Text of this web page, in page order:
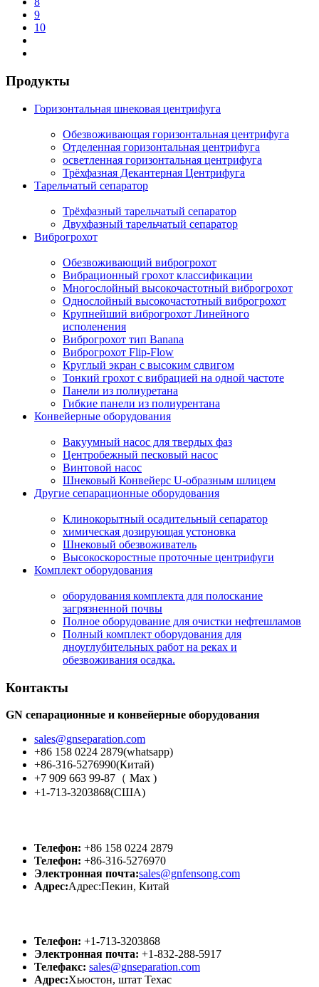
9
10
Продукты
Горизонтальная шнековая центрифуга
Обезвоживающая горизонтальная центрифуга
Отделенная горизонтальная центрифуга
осветленная горизонтальная центрифуга
Трёхфазная Декантерная Центрифуга
Тарельчатый сепаратор
Трёхфазный тарельчатый сепаратор
Двухфазный тарельчатый сепаратор
Виброгрохот
Обезвоживающий виброгрохот
Вибрационный грохот классификации
Многослойный высокочастотный виброгрохот
Однослойный высокочастотный виброгрохот
Крупнейший виброгрохот Линейного
исполенения
Виброгрохот тип Banana
Виброгрохот Flip-Flow
Круглый экран с высоким сдвигом
Тонкий грохот с вибрацией на одной частоте
Панели из полиуретана
Гибкие панели из полиурентана
Конвейерные оборудования
Вакуумный насос для твердых фаз
Центробежный песковый насос
Винтовой насос
Шнековый Конвейерс U-образным шлицем
Другие сепарационные оборудования
Клинокорытный осадительный сепаратор
химическая дозирующая устоновка
Шнековый обезвоживатель
Высокоскоростные проточные центрифуги
Комплект оборудования
оборудования комплекта для полоскание
загрязненной почвы
Полное оборудование для очистки нефтешламов
Полный комплект оборудования для
дноуглубительных работ на реках и
обезвоживания осадка.
Контакты
GN сепарационные и конвейерные оборудования
sales@gnseparation.com
+86 158 0224 2879(whatsapp)
+86-316-5276990(Китай)
+7 909 663 99-87（ Мах )
+1-713-3203868(США)
Телефон: +86 158 0224 2879
Телефон: +86-316-5276970
Электронная почта:sales@gnfensong.com
Адрес:Адрес:Пекин, Китай
Телефон: +1-713-3203868
Электронная почта: +1-832-288-5917
Телефакс: sales@gnseparation.com
Адрес:Хьюстон, штат Техас